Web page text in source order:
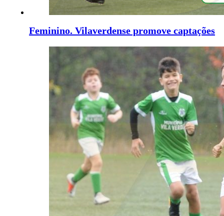
Feminino. Vilaverdense promove captações